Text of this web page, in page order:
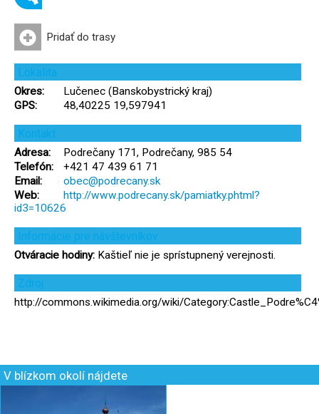
Pridať do trasy
Lokalita
Okres:
Lučenec (Banskobystrický kraj)
GPS:
48,40225 19,597941
Kontakt
Adresa:
Podrečany 171, Podrečany, 985 54
Telefón:
+421 47 439 61 71
Email:
obec@podrecany.sk
Web:
http://www.podrecany.sk/pamiatky.phtml?
id3=10626
Informácie pre návštevníkov
Otváracie hodiny: Kaštieľ nie je sprístupnený verejnosti.
Zdroj
http://commons.wikimedia.org/wiki/
V blízkom okolí nájdete